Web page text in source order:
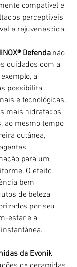
compatível e
perceptíveis
e rejuvenescida.
Defenda não
cuidados com a
a
possibilita
e tecnológicas,
mais hidratados
ao mesmo tempo
cutânea,
para um
O efeito
bem
de beleza,
por seu
estar e a
da Evonik